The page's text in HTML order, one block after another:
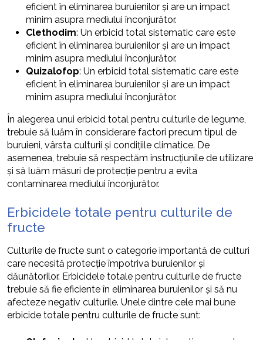
eficient în eliminarea buruienilor și are un impact
minim asupra mediului înconjurător.
Clethodim: Un erbicid total sistematic care este
eficient în eliminarea buruienilor și are un impact
minim asupra mediului înconjurător.
Quizalofop: Un erbicid total sistematic care este
eficient în eliminarea buruienilor și are un impact
minim asupra mediului înconjurător.
În alegerea unui erbicid total pentru culturile de legume,
trebuie să luăm în considerare factori precum tipul de
buruieni, vârsta culturii și condițiile climatice. De
asemenea, trebuie să respectăm instrucțiunile de utilizare
și să luăm măsuri de protecție pentru a evita
contaminarea mediului înconjurător.
Erbicidele totale pentru culturile de
fructe
Culturile de fructe sunt o categorie importantă de culturi
care necesită protecție împotriva buruienilor și
dăunătorilor. Erbicidele totale pentru culturile de fructe
trebuie să fie eficiente în eliminarea buruienilor și să nu
afecteze negativ culturile. Unele dintre cele mai bune
erbicide totale pentru culturile de fructe sunt: